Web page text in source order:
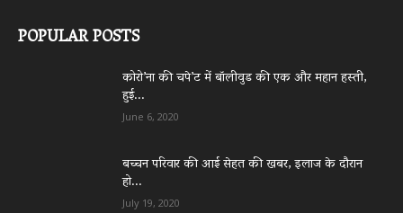
POPULAR POSTS
कोरो’ना की चपे’ट में बॉलीवुड की एक और महान हस्ती,
हुई...
June 6, 2020
बच्चन परिवार की आई सेहत की खबर, इलाज के दौरान
हो...
July 19, 2020